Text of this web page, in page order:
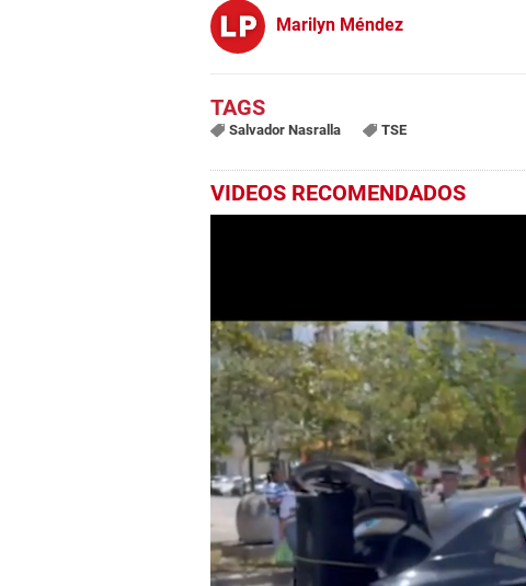
Marilyn Méndez
Salvador Nasralla TSE
VIDEOS RECOMENDADOS